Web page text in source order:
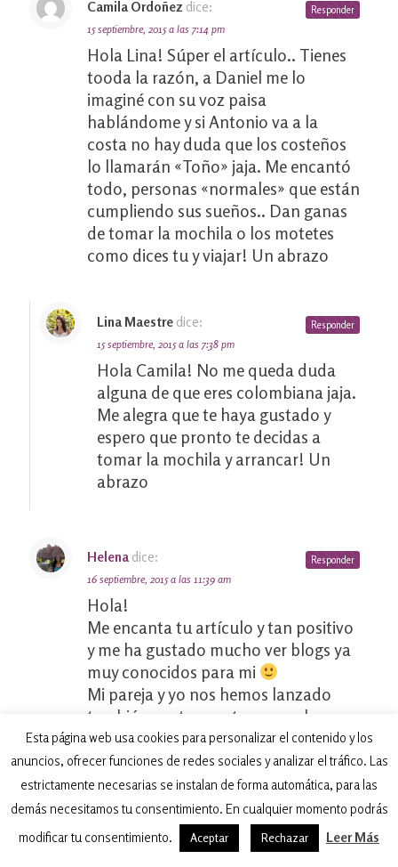
Camila Ordoñez dice:
15 septiembre, 2015 a las 7:14 pm
Hola Lina! Súper el artículo.. Tienes
tooda la razón, a Daniel me lo
imaginé con su voz paisa
hablándome y si Antonio va a la
costa no hay duda que los costeños
lo llamarán «Toño» jaja. Me encantó
todo, personas «normales» que están
cumpliendo sus sueños.. Dan ganas
de tomar la mochila o los motetes
como dices tu y viajar! Un abrazo
Responder
Lina Maestre dice:
15 septiembre, 2015 a las 7:38 pm
Hola Camila! No me queda duda
alguna de que eres colombiana jaja.
Me alegra que te haya gustado y
espero que pronto te decidas a
tomar la mochila y arrancar! Un
abrazo
Responder
Helena dice:
16 septiembre, 2015 a las 11:39 am
Hola!
Me encanta tu artículo y tan positivo
y me ha gustado mucho ver blogs ya
muy conocidos para mi
Mi pareja y yo nos hemos lanzado
también a esta aventura pero hemos
empezado haciendo una web de lo
que mejor sabemos hacer, que es
encontrar los mejores vuelos y viajes
baratos
La puedes ver en
http://misviajeslowcost.com/apenas
llevamos 3 o 4 meses y vamos a
Responder
Esta página web usa cookies para personalizar el contenido y los
anuncios, ofrecer funciones de redes sociales y analizar el tráfico. Las
estrictamente necesarias se instalan de forma automática, para las
demás necesitamos tu consentimiento. En cualquier momento podrás
modificar tu consentimiento.
Aceptar Rechazar Leer Más